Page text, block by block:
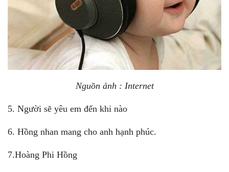
Nguồn ảnh : Internet
5. Người sẽ yêu em đến khi nào
6. Hồng nhan mang cho anh hạnh phúc.
7.Hoàng Phi Hồng